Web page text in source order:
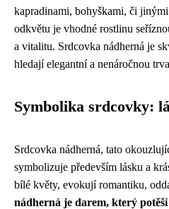
kapradinami, bohyškami, či
odkvětu je vhodné rostlinu
a vitalitu. Srdcovka nádherná je
hledají elegantní a nenáročnou
Symbolika srdcovky:
Srdcovka nádherná, tato
symbolizuje především lásku a
bílé květy, evokují romantiku,
nádherná je darem, který